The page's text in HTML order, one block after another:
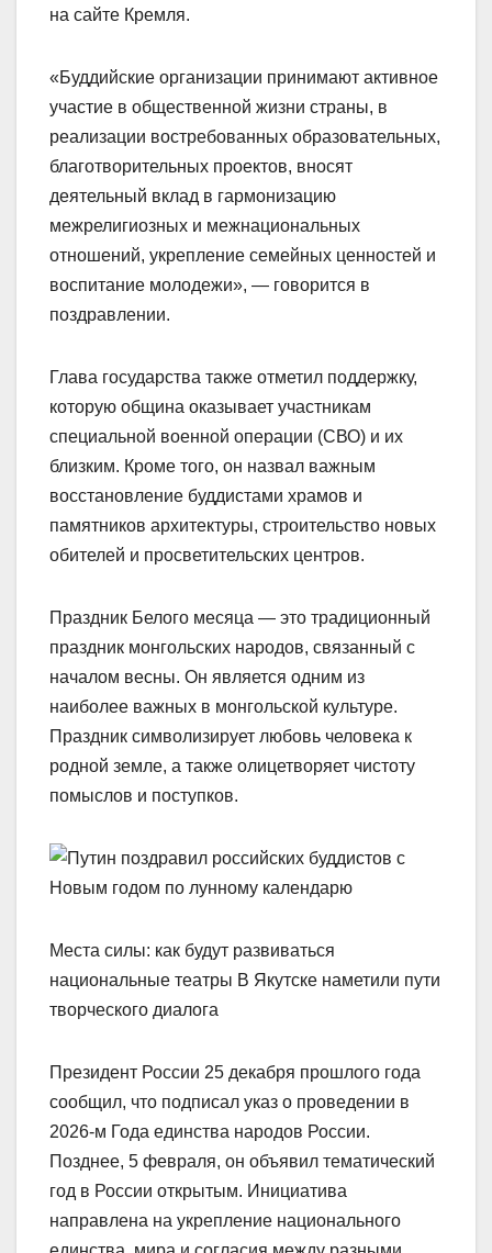
на сайте Кремля.
«Буддийские организации принимают активное
участие в общественной жизни страны, в
реализации востребованных образовательных,
благотворительных проектов, вносят
деятельный вклад в гармонизацию
межрелигиозных и межнациональных
отношений, укрепление семейных ценностей и
воспитание молодежи», — говорится в
поздравлении.
Глава государства также отметил поддержку,
которую община оказывает участникам
специальной военной операции (СВО) и их
близким. Кроме того, он назвал важным
восстановление буддистами храмов и
памятников архитектуры, строительство новых
обителей и просветительских центров.
Праздник Белого месяца — это традиционный
праздник монгольских народов, связанный с
началом весны. Он является одним из
наиболее важных в монгольской культуре.
Праздник символизирует любовь человека к
родной земле, а также олицетворяет чистоту
помыслов и поступков.
Места силы: как будут развиваться
национальные театры В Якутске наметили пути
творческого диалога
Президент России 25 декабря прошлого года
сообщил, что подписал указ о проведении в
2026-м Года единства народов России.
Позднее, 5 февраля, он объявил тематический
год в России открытым. Инициатива
направлена на укрепление национального